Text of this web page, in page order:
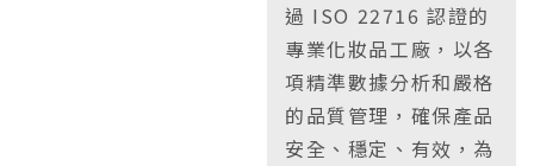
過 ISO 22716 認證的
專業化妝品工廠，以各
項精準數據分析和嚴格
的品質管理，確保產品
安全、穩定、有效，為